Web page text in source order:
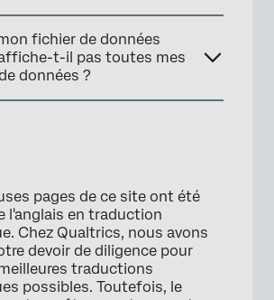
fichier de données
t-il pas toutes mes
données ?
pages de ce site ont été
l'anglais en traduction
Chez Qualtrics, nous avons
devoir de diligence pour
traductions
possibles. Toutefois, le